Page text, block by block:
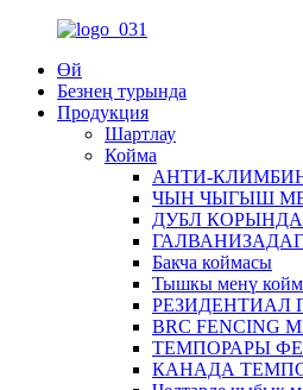
Өй
Безнең турында
Продукция
Шартлау
Койма
АНТИ-
ЧЫН ЧЫГЫШ
ДУБЛ
Бакча коймасы
Тышкы менү
РЕЗИДЕНТИАЛ
BRC FENCING
ТЕМПОРАРЫ
КАНАДА